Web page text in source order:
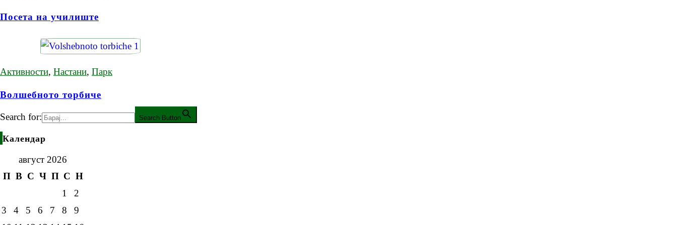
Посета на училиште
Активности, Настани, Парк
Волшебното торбиче
Search for: Search Button
Календар
август 2026
П В С Ч П С Н
1
2
3
4 5 6 7 8
9